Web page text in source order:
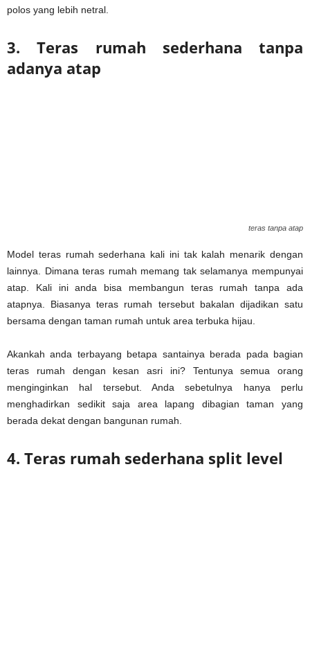
polos yang lebih netral.
3. Teras rumah sederhana tanpa
adanya atap
teras tanpa atap
Model teras rumah sederhana kali ini tak kalah menarik dengan
lainnya. Dimana teras rumah memang tak selamanya mempunyai
atap. Kali ini anda bisa membangun teras rumah tanpa ada
atapnya. Biasanya teras rumah tersebut bakalan dijadikan satu
bersama dengan taman rumah untuk area terbuka hijau.
Akankah anda terbayang betapa santainya berada pada bagian
teras rumah dengan kesan asri ini? Tentunya semua orang
menginginkan hal tersebut. Anda sebetulnya hanya perlu
menghadirkan sedikit saja area lapang dibagian taman yang
berada dekat dengan bangunan rumah.
4. Teras rumah sederhana split level